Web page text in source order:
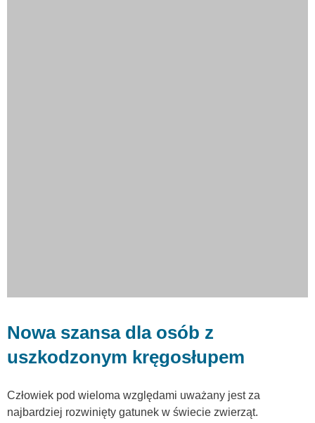
Nowa szansa dla osób z
uszkodzonym kręgosłupem
Człowiek pod wieloma względami uważany jest za
najbardziej rozwinięty gatunek w świecie zwierząt.